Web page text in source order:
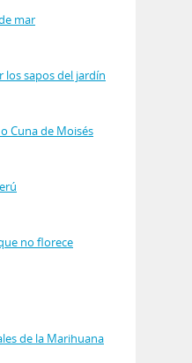
mar
los sapos del jardín
Cuna de Moisés
no florece
de la Marihuana